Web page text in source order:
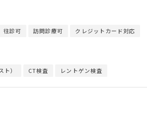
往診可 訪問診療可 クレジットカード対応
） CT検査 レントゲン検査